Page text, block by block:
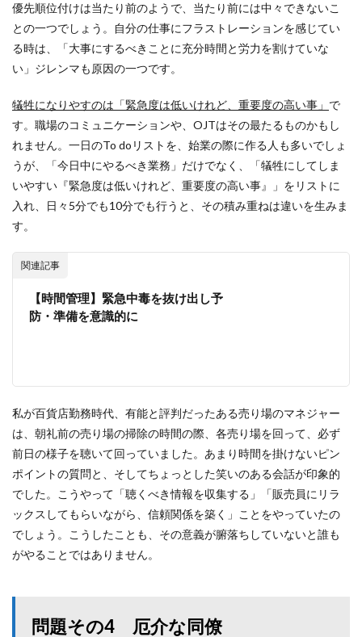
優先順位付けは当たり前のようで、当たり前には中々できないこ
との一つでしょう。自分の仕事にフラストレーションを感じてい
る時は、「大事にするべきことに充分時間と労力を割けていな
い」ジレンマも原因の一つです。
犠牲になりやすのは「緊急度は低いけれど、重要度の高い事」 で
す。職場のコミュニケーションや、OJTはその最たるものかもし
れません。一日のTo doリストを、始業の際に作る人も多いでしょ
うが、「今日中にやるべき業務」だけでなく、「犠牲にしてしま
いやすい『緊急度は低いけれど、重要度の高い事』」をリストに
入れ、日々5分でも10分でも行うと、その積み重ねは違いを生みま
す。
関連記事
【時間管理】緊急中毒を抜け出し予
防・準備を意識的に
私が百貨店勤務時代、有能と評判だったある売り場のマネジャー
は、朝礼前の売り場の掃除の時間の際、各売り場を回って、必ず
前日の様子を聴いて回っていました。あまり時間を掛けないピン
ポイントの質問と、そしてちょっとした笑いのある会話が印象的
でした。こうやって「聴くべき情報を収集する」「販売員にリラ
ックスしてもらいながら、信頼関係を築く」ことをやっていたの
でしょう。こうしたことも、その意義が腑落ちしていないと誰も
がやることではありません。
問題その4 厄介な同僚